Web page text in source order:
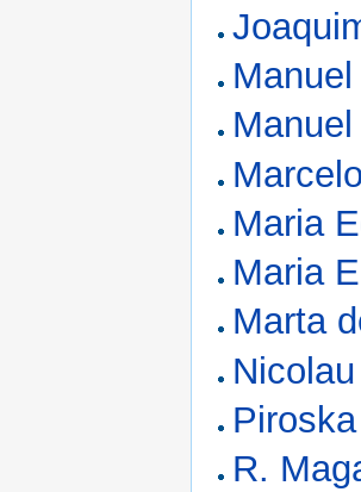
Maria
Maria
Marta
R.